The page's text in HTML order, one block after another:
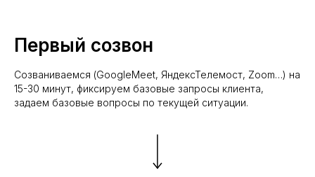
Первый созвон
Созваниваемся (GoogleMeet, ЯндексТелемост, Zoom…) на
15-30 минут, фиксируем базовые запросы клиента,
задаем базовые вопросы по текущей ситуации.